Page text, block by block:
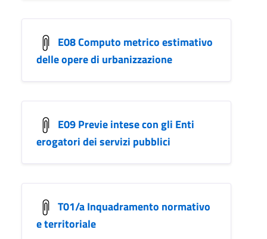
E08 Computo metrico estimativo
delle opere di urbanizzazione
E09 Previe intese con gli Enti
erogatori dei servizi pubblici
T01/a Inquadramento normativo
e territoriale